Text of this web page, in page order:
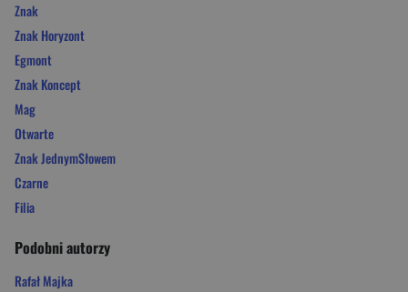
Znak
Znak Horyzont
Egmont
Znak Koncept
Mag
Otwarte
Znak JednymSłowem
Czarne
Filia
Podobni autorzy
Rafał Majka